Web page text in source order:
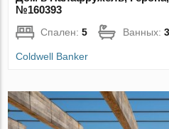
№160393
Спален:5 Ванных:3
Coldwell Banker